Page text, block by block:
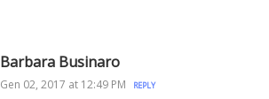
Barbara Businaro
Gen 02, 2017 at 12:49 PM REPLY